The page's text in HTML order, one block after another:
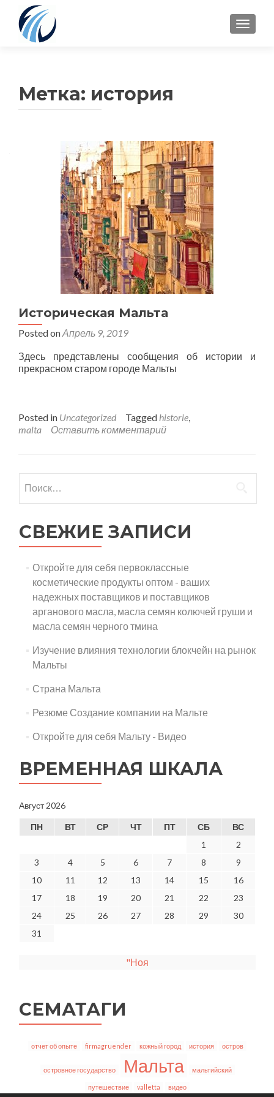
Метка: история
Историческая Мальта
Posted onАпрель 9, 2019
Здесь представлены сообщения об истории и
прекрасном старом городе Мальты
Posted in Uncategorized Tagged historie,
malta
Оставить комментарий
СВЕЖИЕ ЗАПИСИ
Откройте для себя первоклассные
косметические продукты оптом - ваших
надежных поставщиков и поставщиков
арганового масла, масла семян колючей груши и
масла семян черного тмина
Изучение влияния технологии блокчейн на рынок
Мальты
Страна Мальта
Резюме Создание компании на Мальте
Откройте для себя Мальту - Видео
ВРЕМЕННАЯ ШКАЛА
Август 2026
ПН ВТ СР ЧТ ПТ СБ
ВС
1
2
3
4 5 6 7 8
9
10
11 12 13 14 15
16
17
18 19 20 21 22
23
24
25 26 27 28 29
30
31
"Ноя
СЕМАТАГИ
отчет об опыте firmagruender кожный город история остров
островное государство Мальта мальтийский
путешествие valletta видео